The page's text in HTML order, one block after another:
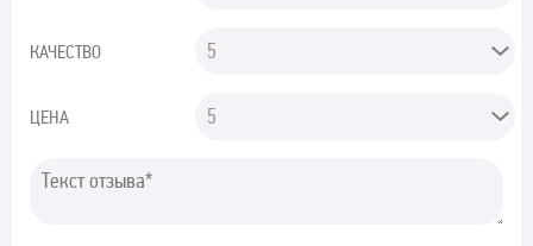
КАЧЕСТВО
ЦЕНА